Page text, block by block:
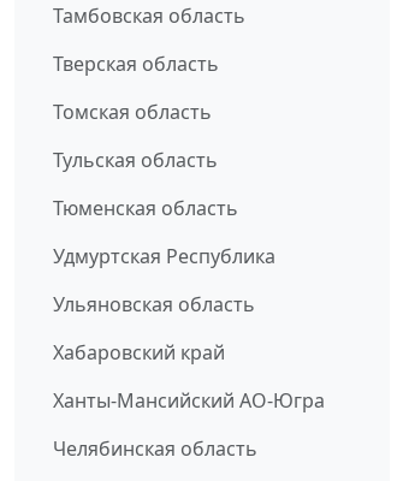
Тамбовская область
Тверская область
Томская область
Тульская область
Тюменская область
Удмуртская Республика
Ульяновская область
Хабаровский край
Ханты-Мансийский АО-Югра
Челябинская область